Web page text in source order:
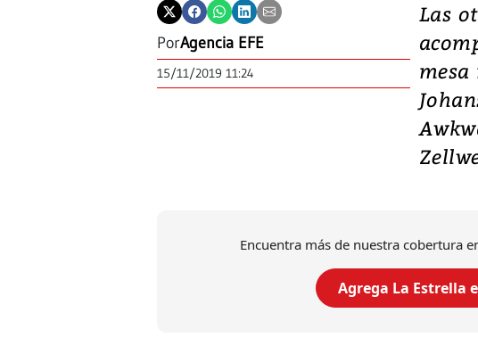
PorAgencia EFE
15/11/2019 11:24
Las
Encuentra más de nuestra cobertura
Agrega La Estrella